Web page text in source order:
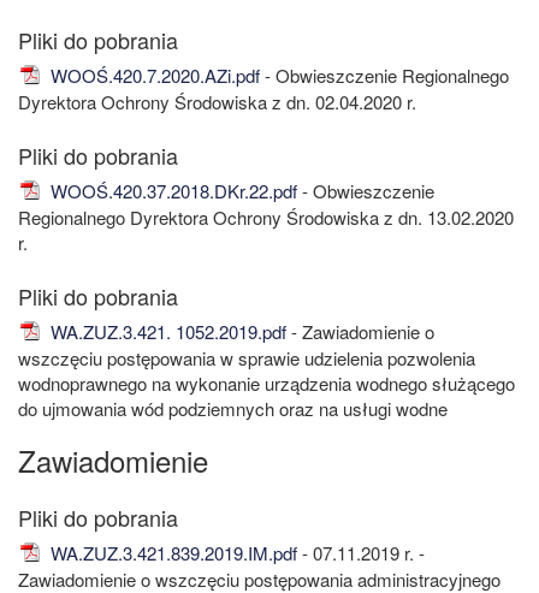
WOOŚ.420.7.2020.AZi.pdf- Obwieszczenie Regionalnego
Dyrektora Ochrony Środowiska z dn. 02.04.2020 r.
WOOŚ.420.37.2018.DKr.22.pdf- Obwieszczenie
Regionalnego Dyrektora Ochrony Środowiska z dn. 13.02.2020
r.
WA.ZUZ.3.421. 1052.2019.pdf- Zawiadomienie o
wszczęciu postępowania w sprawie udzielenia pozwolenia
wodnoprawnego na wykonanie urządzenia wodnego służącego
do ujmowania wód podziemnych oraz na usługi wodne
Zawiadomienie
WA.ZUZ.3.421.839.2019.IM.pdf- 07.11.2019 r. -
Zawiadomienie o wszczęciu postępowania administracyjnego